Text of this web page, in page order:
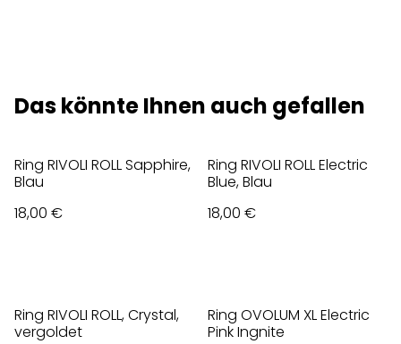
Das könnte Ihnen auch gefallen
Ring RIVOLI ROLL Sapphire,
Blau
18,00 €
Ring RIVOLI ROLL Electric
Blue, Blau
18,00 €
Ring RIVOLI ROLL, Crystal,
vergoldet
Ring OVOLUM XL Electric
Pink Ingnite